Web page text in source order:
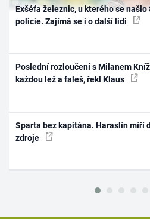
Exšéfa železnic, u kterého se
policie. Zajímá se i o další lidi
Poslední rozloučení s Milanem
každou lež a faleš, řekl Klaus
Sparta bez kapitána. Haraslín míří
zdroje